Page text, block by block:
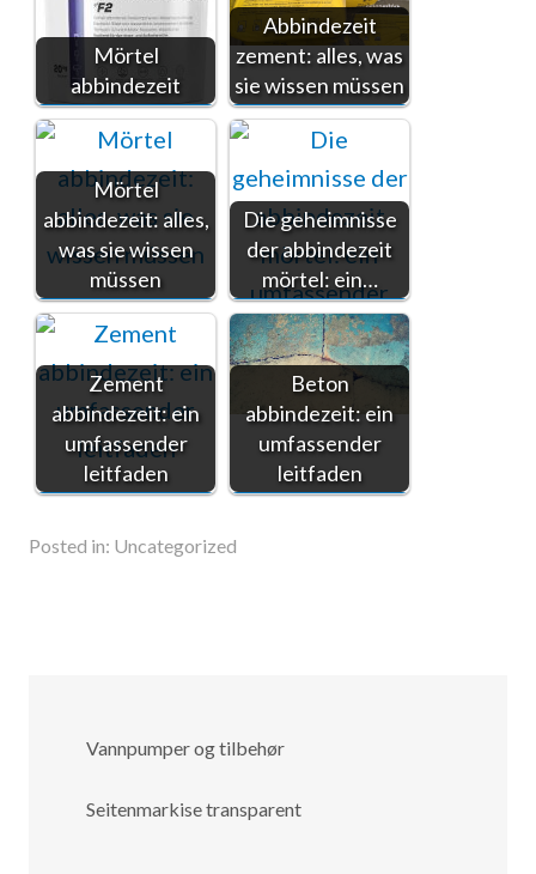
Mörtel
abbindezeit
Abbindezeit
zement: alles, was
sie wissen müssen
Mörtel
abbindezeit: alles,
was sie wissen
müssen
Die geheimnisse
der abbindezeit
mörtel: ein…
Zement
abbindezeit: ein
umfassender
leitfaden
Beton
abbindezeit: ein
umfassender
leitfaden
Posted in: Uncategorized
Vannpumper og tilbehør
Seitenmarkise transparent